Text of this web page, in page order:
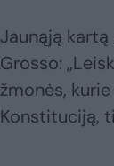
Jaunąją
Grosso:
žmonės,
Konstituciją,